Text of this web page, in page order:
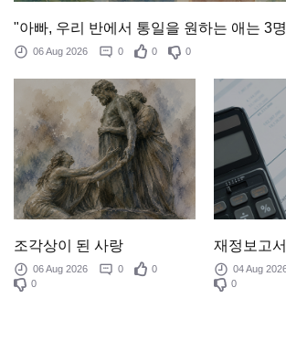
"아빠, 우리 반에서 통일을 원하는 애는 3
06 Aug 2026 0 0 0
조각상이 된 사랑
06 Aug 2026 0
0
0
재정보고
04 Aug
0